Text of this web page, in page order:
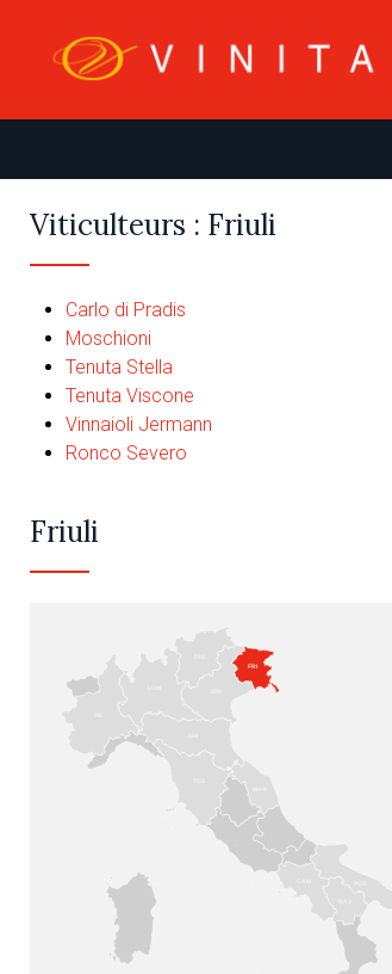
Viticulteurs : Friuli
Carlo di Pradis
Moschioni
Tenuta Stella
Tenuta Viscone
Vinnaioli Jermann
Ronco Severo
Friuli